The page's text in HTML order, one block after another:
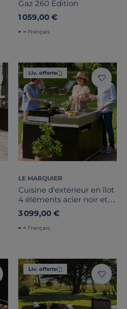
Gaz 260 Edition
1 059,00 €
Français
Liv. offerte
LE MARQUIER
Cuisine d'extérieur en îlot
4 éléments acier noir et
inox
3 099,00 €
Français
Liv. offerte